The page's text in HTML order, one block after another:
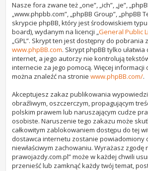
Nasze fora zwane też „one”, „ich”, „je”,
„www.phpbb.com”, „phpBB Group”, „phpBB
skrypcie phpBB, który jest środowiskiem
board), wydanym na licencji „General Public
„GPL”. Skrypt ten jest dostępny do pobrania
www.phpBB.com. Skrypt phpBB tylko
internet, a jego autorzy nie kontrolują
internecie za jego pomocą. Więcej informacji
można znaleźć na stroniewww.phpBB.com/.
Akceptujesz zakaz publikowania
obraźliwym, oszczerczym, propagującym
polskim prawem lub naruszającym cudze
osobiste. Naruszenie tego zakazu może
całkowitym zablokowaniem dostępu do tej
dostawca internetu zostanie powiadomiony
niewłaściwym zachowaniu. Wyrażasz zgodę
prawojazdy.com.pl” może w każdej chwili
przenieść lub zamknąć każdy twój temat,